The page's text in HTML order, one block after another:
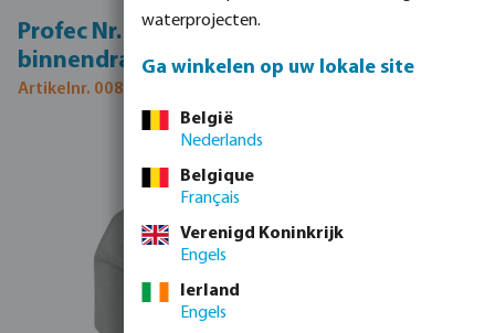
Profec Nr. 330 Koppeling RVS 316 1"
binnendraad 10bar type vlak
Artikelnr. 0080933
Afbeeldingengalerij overslaan
waterprojecten.
Ga winkelen op uw lokale site
België
Nederlands
Belgique
Français
Verenigd Koninkrijk
Engels
Ierland
Engels